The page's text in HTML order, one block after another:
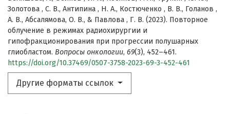
Золотова , С. В., Антипина , Н. А., Костюченко , В. В., Голанов ,
А. В., Абсалямова, О. В., & Павлова , Г. В. (2023). Повторное
облучение в режимах радиохирургии и
гипофракционирования при прогрессии полушарных
глиобластом. Вопросы онкологии, 69(3), 452–461.
https://doi.org/10.37469/0507-3758-2023-69-3-452-461
Другие форматы ссылок